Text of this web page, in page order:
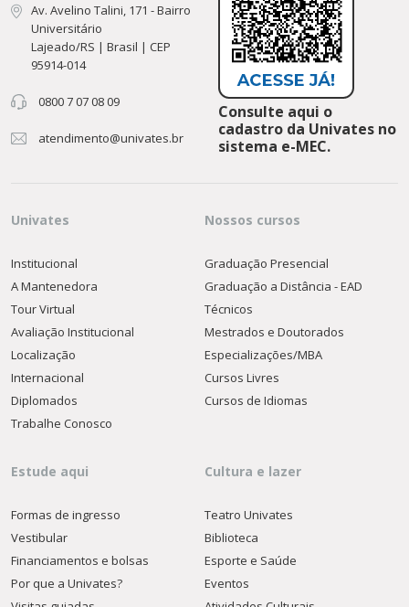
Av. Avelino Talini, 171 - Bairro
Universitário
Lajeado/RS | Brasil | CEP
95914-014
0800 7 07 08 09
atendimento@univates.br
Consulte aqui o
cadastro da Univates no
sistema e-MEC.
Univates
Institucional
A Mantenedora
Tour Virtual
Avaliação Institucional
Localização
Internacional
Diplomados
Trabalhe Conosco
Nossos cursos
Graduação Presencial
Graduação a Distância - EAD
Técnicos
Mestrados e Doutorados
Especializações/MBA
Cursos Livres
Cursos de Idiomas
Estude aqui
Formas de ingresso
Vestibular
Financiamentos e bolsas
Por que a Univates?
Cultura e lazer
Teatro Univates
Biblioteca
Esporte e Saúde
Eventos